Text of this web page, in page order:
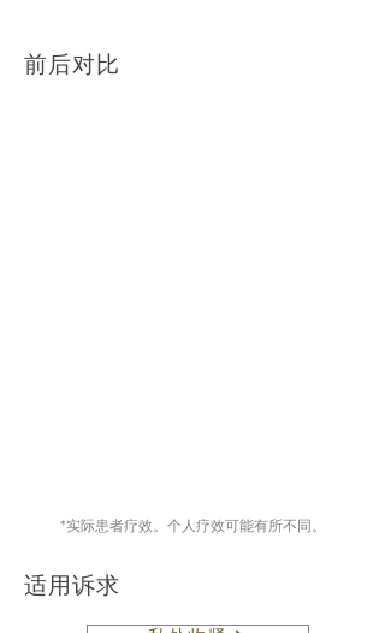
前后对比
*实际患者疗效。个人疗效可能有所不同。
适用诉求